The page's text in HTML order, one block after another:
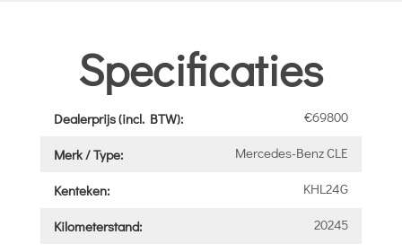
Specificaties
Dealerprijs (incl. BTW): €69800
Merk / Type: Mercedes-Benz CLE
Kenteken: KHL24G
Kilometerstand:
20245